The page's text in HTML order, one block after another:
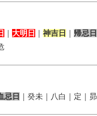
大明日 神吉日 帰忌日
忌日 ｜癸未｜八白｜定｜昴